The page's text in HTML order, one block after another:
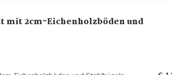
mit 2cm-Eichenholzböden und